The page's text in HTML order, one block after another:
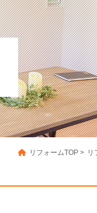
リフォームTOP > リ